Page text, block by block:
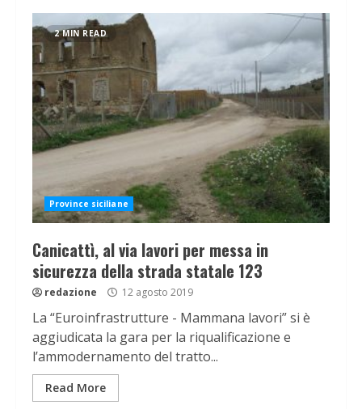
2 MIN READ
Province siciliane
Canicattì, al via lavori per messa in
sicurezza della strada statale 123
redazione 12 agosto 2019
La “Euroinfrastrutture - Mammana lavori” si è
aggiudicata la gara per la riqualificazione e
l’ammodernamento del tratto...
Read More